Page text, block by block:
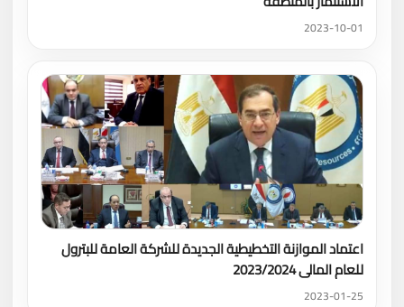
2023-10-01
اعتماد الموازنة التخطيطية الجديدة للشركة العامة للبترول
للعام المالى 2023/2024
2023-01-25